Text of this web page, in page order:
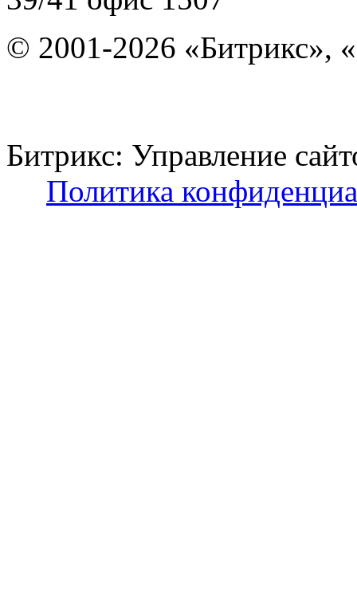
© 2001-2026 «Битрикс»,
Битрикс: Управление
Политика